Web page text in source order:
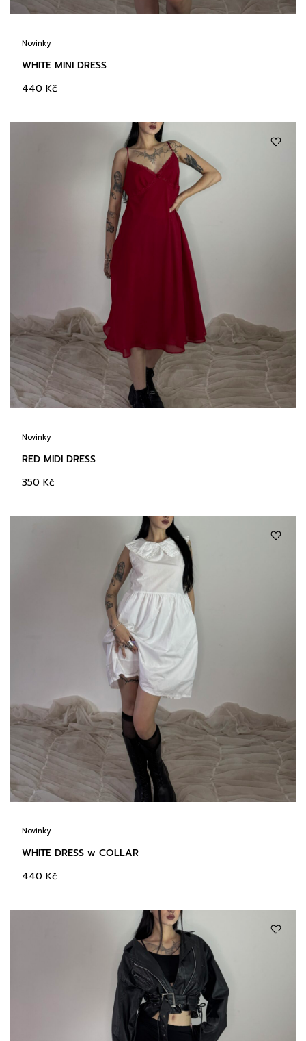
Novinky
WHITE MINI DRESS
440 Kč
Novinky
RED MIDI DRESS
350 Kč
Novinky
WHITE DRESS w COLLAR
440 Kč